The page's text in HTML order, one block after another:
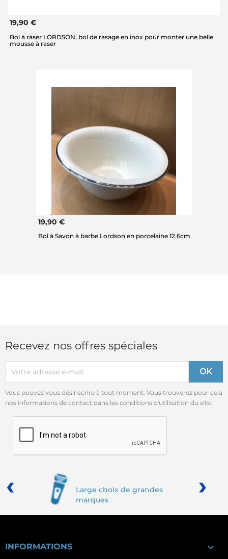
19,90 €
Bol à raser LORDSON, bol de rasage en inox pour monter une belle
mousse à raser
19,90 €
Bol à Savon à barbe Lordson en porcelaine 12.6cm
Recevez nos offres spéciales
Vous pouvez vous désinscrire à tout moment. Vous trouverez pour cela
nos informations de contact dans les conditions d'utilisation du site.
Large choix de grandes
marques
‹ ›
INFORMATIONS 